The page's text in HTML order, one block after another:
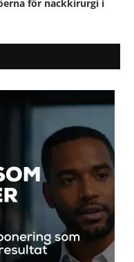
för nackkirurgi i